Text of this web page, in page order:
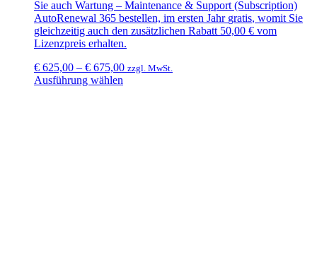
Sie auch Wartung – Maintenance & Support (Subscription)
AutoRenewal 365 bestellen, im ersten Jahr gratis, womit Sie
gleichzeitig auch den zusätzlichen Rabatt 50,00 € vom
Lizenzpreis erhalten.
€ 625,00 – € 675,00 zzgl. MwSt.
Ausführung wählen